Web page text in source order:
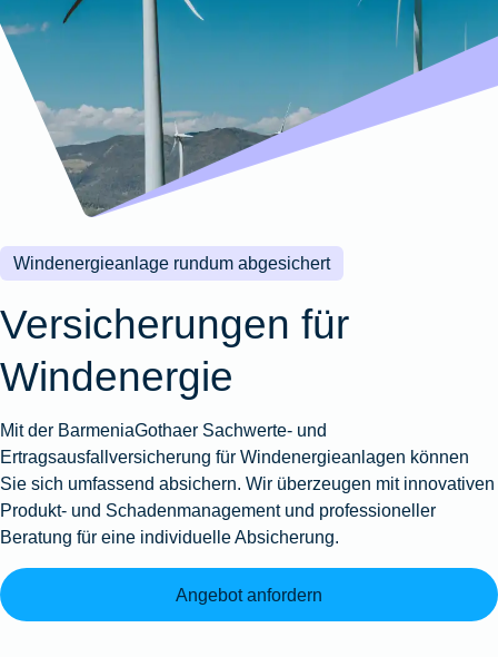
Wohnungsschutzbrief
Produktübersicht
Gewässerschadenhaftpflicht
Zur
Produktübersicht
Produktübersicht
Reisehaftpflichtversicherung
Reiserücktrittsversicherung
Zur
Produktübersicht
Produktübersicht
Produktübersicht
Produktübersicht
Montageversicherung
Produktübersicht
Gruppenunfall für
Gruppenunfall für
Vereine
Produktübersicht
Kunstversicherung
Ausstellungsversicherung
Valorenversicherung
Oldtimersammlungsversicherung
Zur
Windenergieanlage rundum abgesichert
Versicherungen für
Windenergie
Mit der BarmeniaGothaer Sachwerte- und
Ertragsausfallversicherung für Windenergieanlagen können
Sie sich umfassend absichern. Wir überzeugen mit innovativen
Produkt- und Schadenmanagement und professioneller
Beratung für eine individuelle Absicherung.
Angebot anfordern